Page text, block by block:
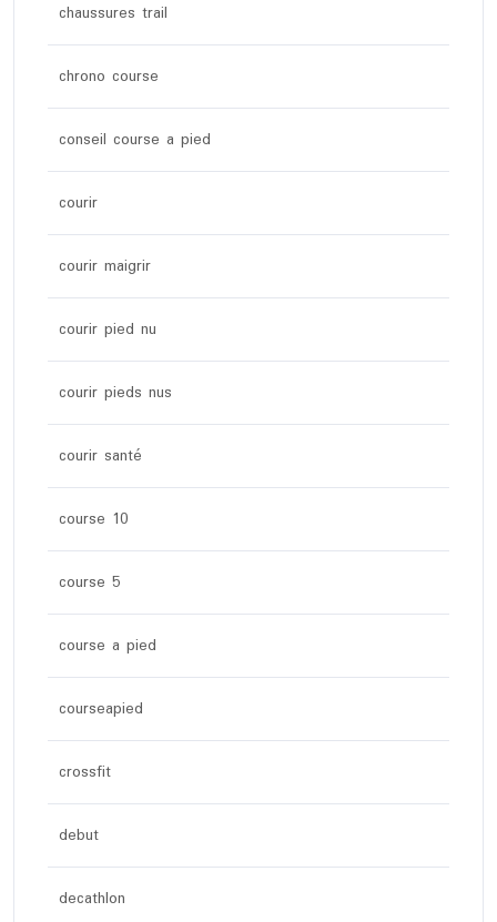
chaussures trail
chrono course
conseil course a pied
courir
courir maigrir
courir pied nu
courir pieds nus
courir santé
course 10
course 5
course a pied
courseapied
crossfit
debut
decathlon